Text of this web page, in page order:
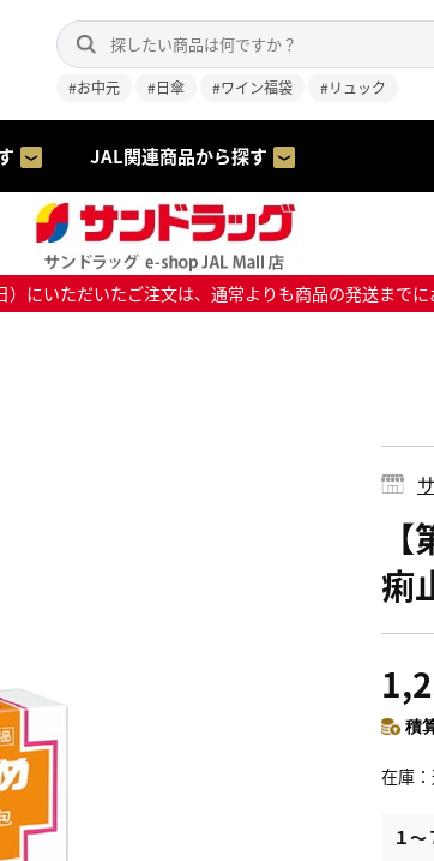
#お中元 #日傘 #ワイン福袋 #リュック
JAL関連商品から探す
にいただいたご注文は、通常よりも商品の発送まで
痢
積
在庫
１～